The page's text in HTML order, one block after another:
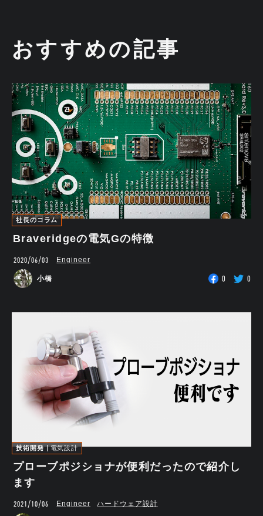
おすすめの記事
社長のコラム
Braveridgeの電気Gの特徴
2020/06/03 Engineer
小橋 0 0
技術開発 電気設計
プローブポジショナが便利だったので紹介し
ます
2021/10/06 Engineer ハードウェア設計